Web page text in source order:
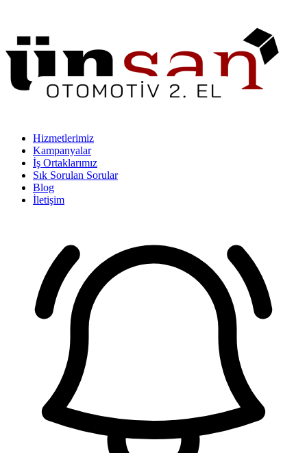
Hizmetlerimiz
Kampanyalar
İş Ortaklarımız
Sık Sorulan Sorular
Blog
İletişim